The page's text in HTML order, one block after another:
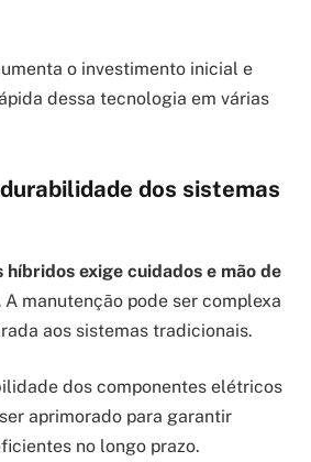
o investimento inicial e
dessa tecnologia em várias
dos sistemas
exige cuidados e mão de
A manutenção pode ser complexa
aos sistemas tradicionais.
dos componentes elétricos
aprimorado para garantir
no longo prazo.